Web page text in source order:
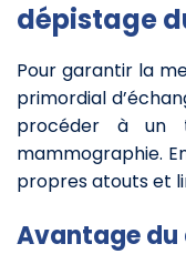
dépistage
Pour garantir la
primordial
procéder à un
mammographie.
propres atouts et
Avantage